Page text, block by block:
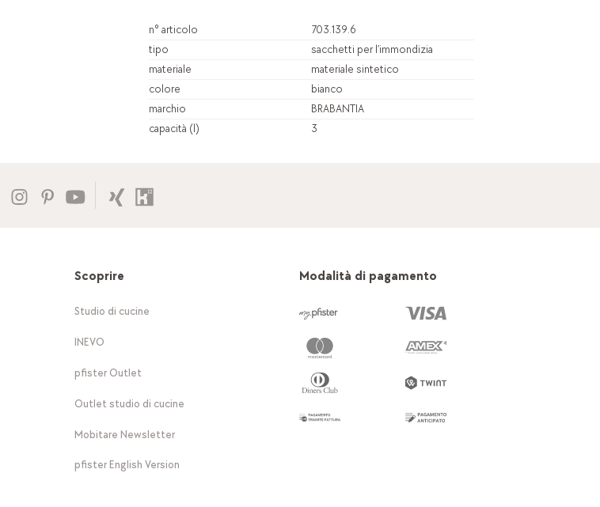
n° articolo
703.139.6
tipo
sacchetti per l’immondizia
materiale
materiale sintetico
colore
bianco
marchio
BRABANTIA
capacità (l)
3
Scoprire
Studio di cucine
INEVO
pfister Outlet
Outlet studio di cucine
Mobitare Newsletter
pfister English Version
Modalità di pagamento